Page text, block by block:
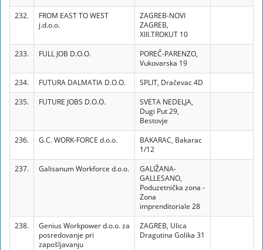
232.
FROM EAST TO WEST
j.d.o.o.
ZAGREB-NOVI
ZAGREB,
XIII.TROKUT 10
233.
FULL JOB D.O.O.
POREČ-PARENZO,
Vukovarska 19
234.
FUTURA DALMATIA D.O.O.
SPLIT, Dračevac 4D
235.
FUTURE JOBS D.O.O.
SVETA NEDELJA,
Dugi Put 29,
Bestovje
236.
G.C. WORK-FORCE d.o.o.
BAKARAC, Bakarac
1/12
237.
Galisanum Workforce d.o.o.
GALIŽANA-
GALLESANO,
Poduzetnička zona -
Zona
imprenditoriale 28
238.
Genius Workpower d.o.o. za
posredovanje pri
zapošljavanju
ZAGREB, Ulica
Dragutina Golika 31